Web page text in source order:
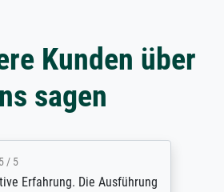
Kunden über
sagen
5 / 5
Erfahrung. Die Ausführung